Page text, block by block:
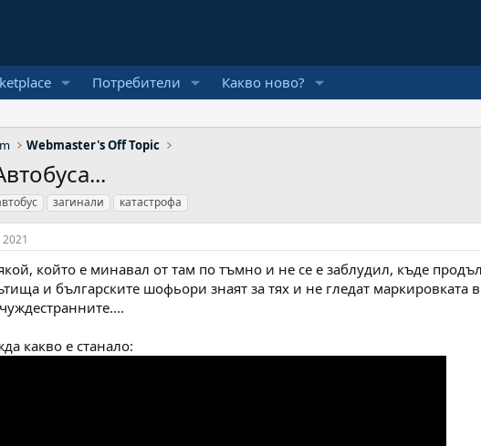
Потребители Какво ново?
Webmaster's Off Topic
загинали катастрофа
който е минавал от там по тъмно и не се е заблудил, къде
и българските шофьори знаят за тях и не гледат маркировката
какво е станало: